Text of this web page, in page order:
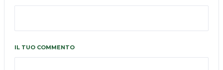
IL TUO COMMENTO